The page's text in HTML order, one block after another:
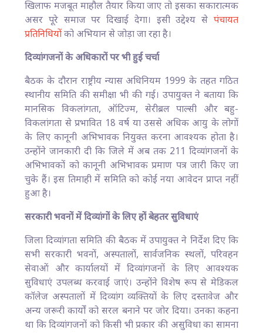
खिलाफ मजबूत माहौल तैयार किया जाए तो इसका सकारात्मक
असर पूरे समाज पर दिखाई देगा। इसी उद्देश्य से पंचायत
प्रतिनिधियोंको अभियान से जोड़ा जा रहा है।
दिव्यांगजनों के अधिकारों पर भी हुई चर्चा
बैठक के दौरान राष्ट्रीय न्यास अधिनियम 1999 के तहत गठित
स्थानीय समिति की समीक्षा भी की गई। उपायुक्त ने बताया कि
मानसिक विकलांगता, ऑटिज्म, सेरीब्रल पाल्सी और बहु-
विकलांगता से प्रभावित 18 वर्ष या उससे अधिक आयु के लोगों
के लिए कानूनी अभिभावक नियुक्त करना आवश्यक होता है।
उन्होंने जानकारी दी कि जिले में अब तक 211 दिव्यांगजनों के
अभिभावकों को कानूनी अभिभावक प्रमाण पत्र जारी किए जा
चुके हैं। इस तिमाही में समिति को कोई नया आवेदन प्राप्त नहीं
हुआ है।
सरकारी भवनों में दिव्यांगों के लिए हों बेहतर सुविधाएं
जिला दिव्यांगता समिति की बैठक में उपायुक्त ने निर्देश दिए कि
सभी सरकारी भवनों, अस्पतालों, सार्वजनिक स्थलों, परिवहन
सेवाओं और कार्यालयों में दिव्यांगजनों के लिए आवश्यक
सुविधाएं उपलब्ध करवाई जाएं। उन्होंने विशेष रूप से मेडिकल
कॉलेज अस्पतालों में दिव्यांग व्यक्तियों के लिए दस्तावेज और
अन्य जरूरी कार्यों को सरल बनाने पर जोर दिया। उनका कहना
था कि दिव्यांगजनों को किसी भी प्रकार की असुविधा का सामना